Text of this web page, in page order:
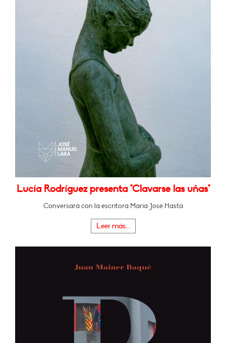
Lucía Rodríguez presenta "Clavarse las uñas"
Conversará con la escritora María José Hasta
Leer más...